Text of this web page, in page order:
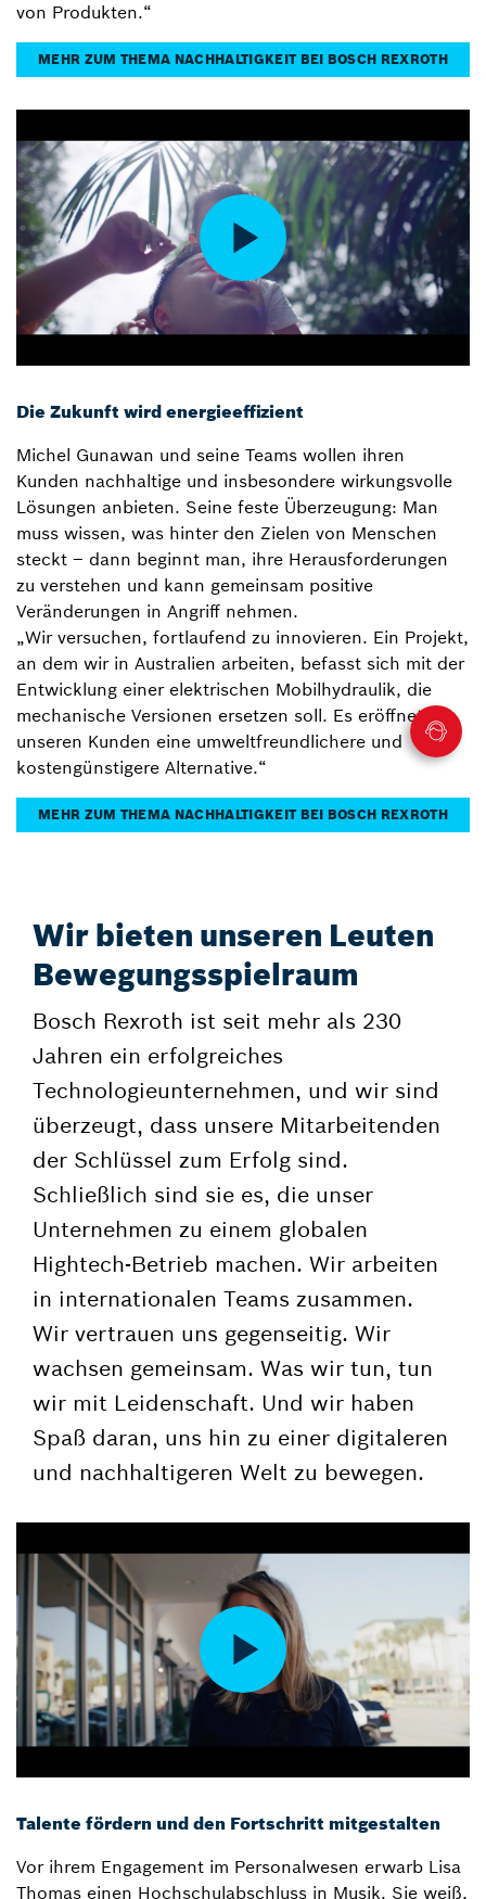
von Produkten.“
MEHR ZUM THEMA NACHHALTIGKEIT BEI BOSCH REXROTH
Die Zukunft wird energieeffizient
Michel Gunawan und seine Teams wollen ihren
Kunden nachhaltige und insbesondere wirkungsvolle
Lösungen anbieten. Seine feste Überzeugung: Man
muss wissen, was hinter den Zielen von Menschen
steckt – dann beginnt man, ihre Herausforderungen
zu verstehen und kann gemeinsam positive
Veränderungen in Angriff nehmen.
„Wir versuchen, fortlaufend zu innovieren. Ein Projekt,
an dem wir in Australien arbeiten, befasst sich mit der
Entwicklung einer elektrischen Mobilhydraulik, die
mechanische Versionen ersetzen soll. Es eröffnet
unseren Kunden eine umweltfreundlichere und
kostengünstigere Alternative.“
MEHR ZUM THEMA NACHHALTIGKEIT BEI BOSCH REXROTH
Wir bieten unseren Leuten
Bewegungsspielraum
Bosch Rexroth ist seit mehr als 230
Jahren ein erfolgreiches
Technologieunternehmen, und wir sind
überzeugt, dass unsere Mitarbeitenden
der Schlüssel zum Erfolg sind.
Schließlich sind sie es, die unser
Unternehmen zu einem globalen
Hightech-Betrieb machen. Wir arbeiten
in internationalen Teams zusammen.
Wir vertrauen uns gegenseitig. Wir
wachsen gemeinsam. Was wir tun, tun
wir mit Leidenschaft. Und wir haben
Spaß daran, uns hin zu einer digitaleren
und nachhaltigeren Welt zu bewegen.
Talente fördern und den Fortschritt mitgestalten
Vor ihrem Engagement im Personalwesen erwarb Lisa
Thomas einen Hochschulabschluss in Musik. Sie weiß,